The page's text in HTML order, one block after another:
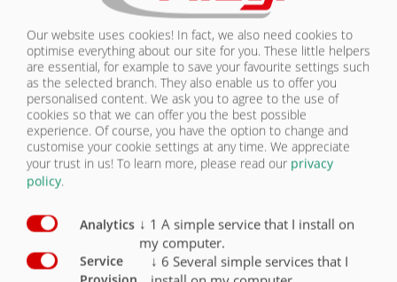
Types de véhicules
SYSTÈME DE SÉCURITÉ BREVETÉ DE
FLIEGL
Our website uses cookies! In fact, we also need cookies to
optimise everything about our site for you. These little helpers
are essential, for example to save your favourite settings such
as the selected branch. They also enable us to offer you
personalised content. We ask you to agree to the use of
cookies so that we can offer you the best possible
experience. Of course, you have the option to change and
customise your cookie settings at any time. We appreciate
your trust in us! To learn more, please read our privacy
policy.
Analytics ↓ 1 A simple service that I install on
my computer.
Service
↓ 6 Several simple services that I